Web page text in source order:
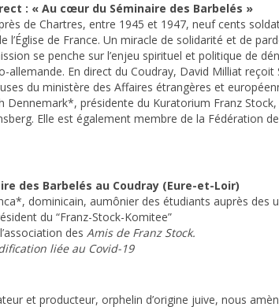
: « Au cœur du Séminaire des Barbelés »
de Chartres, entre 1945 et 1947, neuf cents
l’Église de France. Un miracle de solidarité et de
se penche sur l’enjeu spirituel et politique de
allemande. En direct du Coudray, David Milliat
du ministère des Affaires étrangères et
Dennemark*, présidente du Kuratorium Franz
Elle est également membre de la Fédération
des Barbelés au Coudray (Eure-et-Loir)
dominicain, aumônier des étudiants auprès des
du “Franz-Stock-Komitee”
des Amis de Franz Stock.
liée au Covid-19
et producteur, orphelin d’origine juive, nous